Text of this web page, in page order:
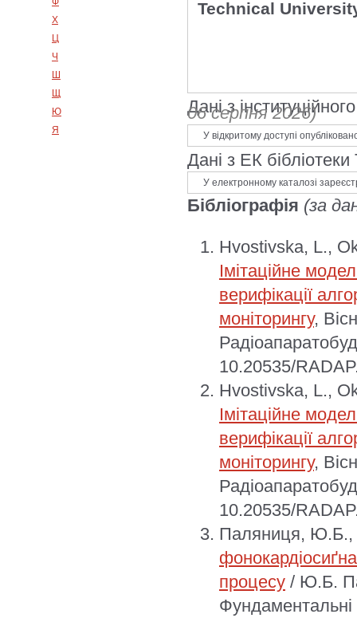
Х
Ц
Ч
Ш
Щ
Ю
Я
Technical
Дані з
06 серпня 2026)
У відкритому доступі
Дані з ЕК
У електронному каталозі
Бібліографія (за
Hvostivska, L.,
Імітаційне
верифікації
моніторингу,
10.20535/
Hvostivska, L.,
Імітаційне
верифікації
моніторингу,
10.20535/
Паляниця, Ю.Б.,
процесу / Ю.Б.
Фундаментальні